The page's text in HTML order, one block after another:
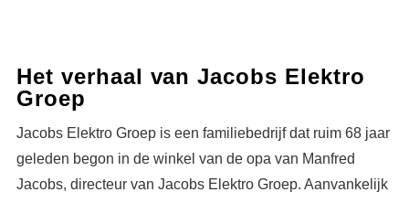
Het verhaal van Jacobs Elektro
Groep
Jacobs Elektro Groep is een familiebedrijf dat ruim 68 jaar
geleden begon in de winkel van de opa van Manfred
Jacobs, directeur van Jacobs Elektro Groep. Aanvankelijk